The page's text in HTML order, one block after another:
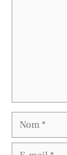
Nom
E-